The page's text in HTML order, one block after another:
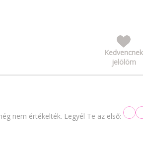
Kedvencnek
jelölöm
nem értékelték. Legyél Te az első: